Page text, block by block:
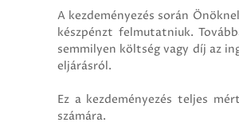
A kezdeményezés során
készpénzt felmutatniuk.
semmilyen költség vagy díj az
eljárásról.
Ez a kezdeményezés teljes
számára.